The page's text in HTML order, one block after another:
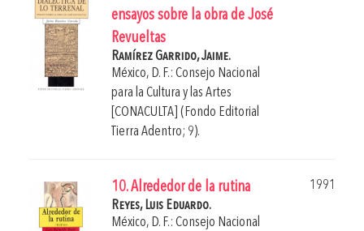
ensayos sobre la obra de José
Revueltas
Ramírez Garrido, Jaime.
México, D. F.: Consejo Nacional
para la Cultura y las Artes
[CONACULTA] (Fondo Editorial
Tierra Adentro; 9).
10. Alrededor de la rutina
1991
Reyes, Luis Eduardo.
México, D. F.: Consejo Nacional